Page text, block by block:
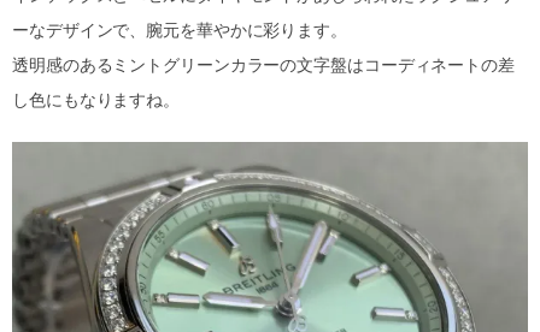
ーなデザインで、腕元を華やかに彩ります。
透明感のあるミントグリーンカラーの文字盤はコーディネートの差
し色にもなりますね。